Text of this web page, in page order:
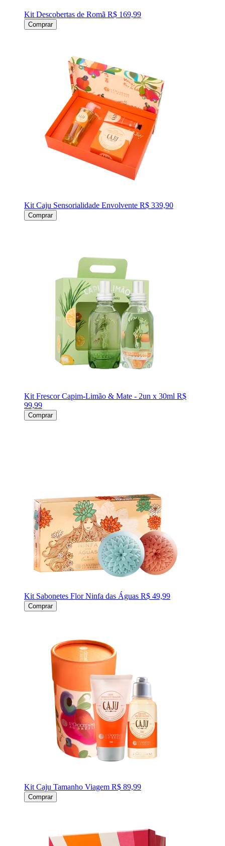
Kit Descobertas de Romã R$ 169,99
Comprar
Kit Caju Sensorialidade Envolvente R$ 339,90
Comprar
Kit Frescor Capim-Limão & Mate - 2un x 30ml R$
99,99
Comprar
Kit Sabonetes Flor Ninfa das Águas R$ 49,99
Comprar
Kit Caju Tamanho Viagem R$ 89,99
Comprar